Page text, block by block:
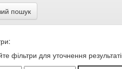
пошук
фільтри для уточнення